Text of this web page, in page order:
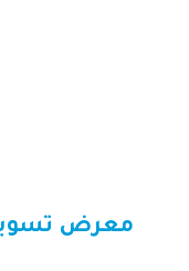
معرض